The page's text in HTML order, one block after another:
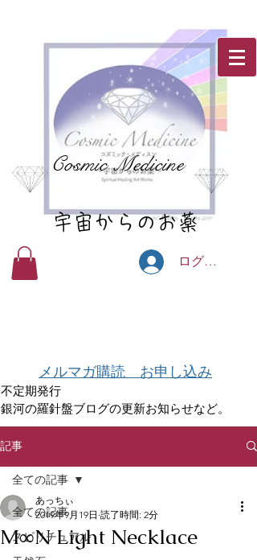
Cosmic Medicine
宇宙からのお薬
ログイン
メルマガ購読 お申し込み
不定期発行
銀河の羅針盤ブログの更新お知らせなど。
記事
全ての記事
スピリチュアル
全ての記事
M∞N Light Necklace
あっちぃ
2019年9月19日 読了時間: 2分